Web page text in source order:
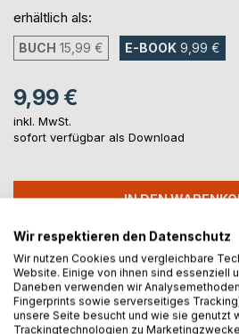
erhältlich als:
BUCH 15,99 € E-BOOK 9,99 €
9,99 €
inkl. MwSt.
sofort verfügbar als Download
IN DEN
Auf die Merkliste
Titel bewerten
Wir respektieren den Datenschutz
Wir nutzen Cookies und vergleichbare
Website. Einige von ihnen sind essenziell
Daneben verwenden wir
Fingerprints sowie serverseitiges
unsere Seite besucht und wie sie genutzt
Trackingtechnologien zu